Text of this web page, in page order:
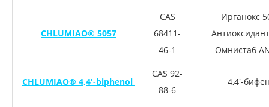
CHLUMIAO® 5057
CAS
68411-
46-1
Ирганокс
Омнистаб
CHLUMIAO® 4,4′-biphenol
CAS 92-
88-6
4,4′-